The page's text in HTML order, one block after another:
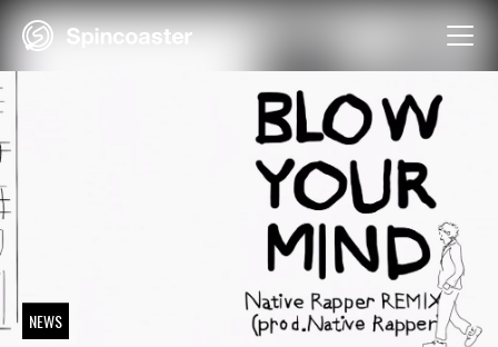
Skip
NEWS